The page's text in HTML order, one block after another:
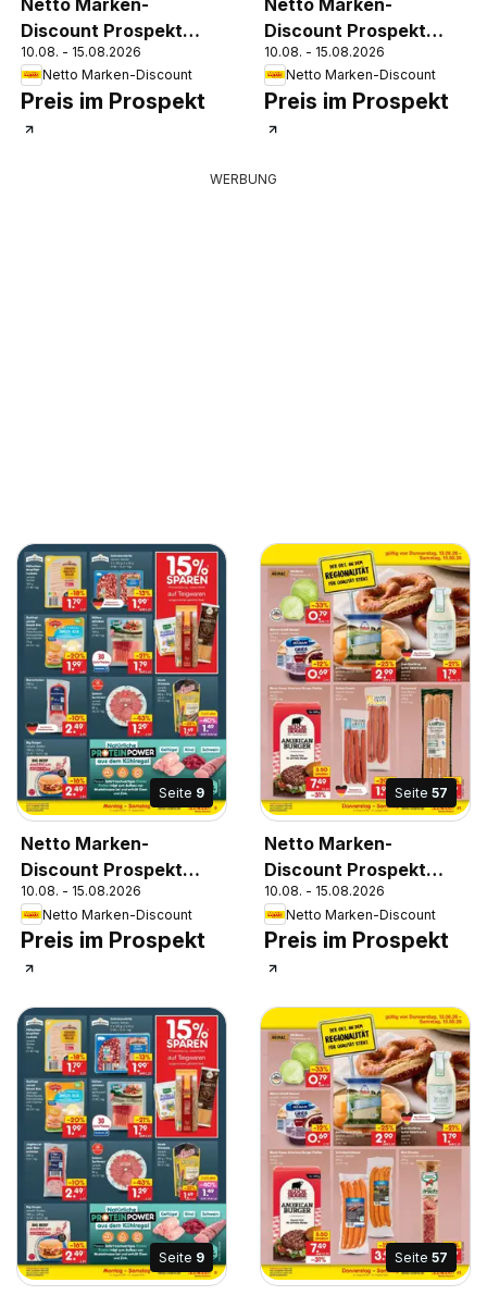
Discount Prospekt
Kremmen
10.08. - 15.08.2026
Netto Marken-Discount
Preis im Prospekt
Discount Prospekt
Bitterfeld-Wolfen
10.08. - 15.08.2026
Netto Marken-Discount
Preis im Prospekt
WERBUNG
Seite 9
Netto Marken-
Discount Prospekt
Bremen-Lesum
10.08. - 15.08.2026
Netto Marken-Discount
Preis im Prospekt
Seite 57
Netto Marken-
Discount Prospekt
Bremen-Lesum
10.08. - 15.08.2026
Netto Marken-Discount
Preis im Prospekt
Seite 9 Seite 57